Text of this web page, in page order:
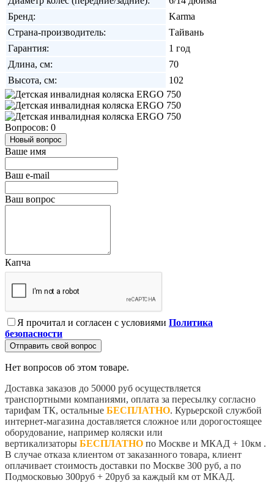
Бренд:
Karma
Страна-производитель:
Тайвань
Гарантия:
1 год
Длина, см:
70
Высота, см:
102
Вопросов: 0
Новый вопрос
Ваше имя
Ваш e-mail
Ваш вопрос
Капча
Я прочитал и согласен с условиями Политика
безопасности
Отправить свой вопрос
Нет вопросов об этом товаре.
Доставка заказов до 50000 руб осуществляется
транспортными компаниями, оплата за пересылку согласно
тарифам ТК, остальные БЕСПЛАТНО. Курьерской службой
интернет-магазина доставляется сложное или дорогостоящее
оборудование, например коляски или
вертикализаторы БЕСПЛАТНО по Москве и МКАД + 10км .
В случае отказа клиентом от заказанного товара, клиент
оплачивает стоимость доставки по Москве 300 руб, а по
Подмосковью 300руб + 20руб за каждый км от МКАД.